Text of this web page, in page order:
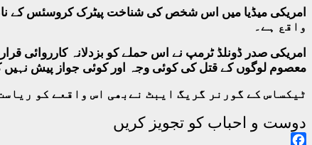
واقع ہے۔
امریکی صدر ڈونلڈ ٹرمپ نے اس حملے کو بزدلانہ کارروائی
معصوم لوگوں کے قتل کی کوئی وجہ اور کوئی جواز پیش نہیں
ٹیکساس کے گورنر گریگ ایبٹ نےبھی اس واقعے کو
دوست و احباب کو تجویز کریں